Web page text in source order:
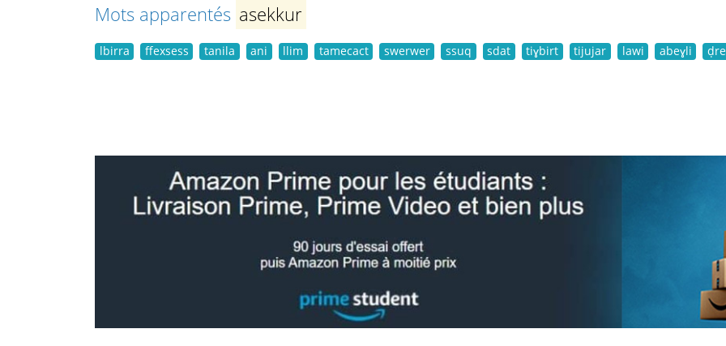
Mots apparentés asekkur
lbirra ffexsess tanila ani llim tamecact swerwer ssuq sdat tiɣbirt tijujar lawi abeɣli